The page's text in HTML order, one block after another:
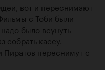
вот и переснимают
с Тоби были
было всунуть
собрать кассу.
Пиратов переснимут с